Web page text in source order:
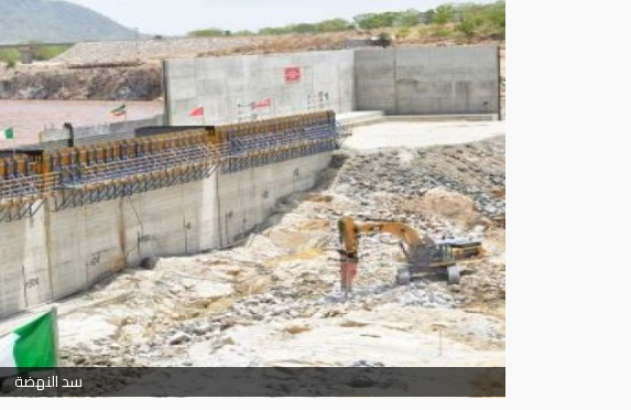
سد النهضة